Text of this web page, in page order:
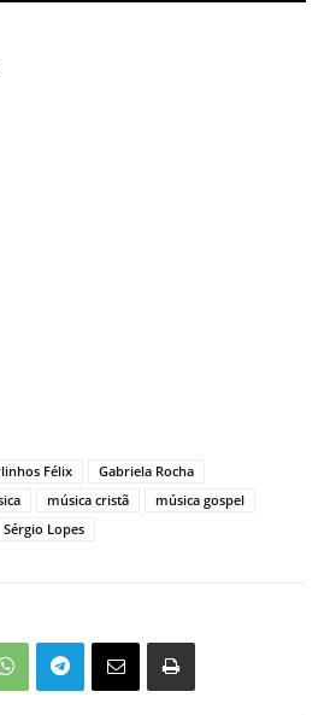
Félix
Gabriela Rocha
música cristã
música gospel
Sérgio Lopes